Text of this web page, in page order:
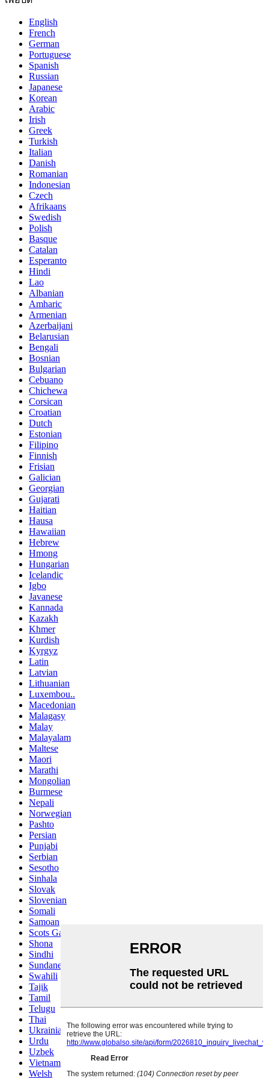
English
French
German
Portuguese
Spanish
Russian
Japanese
Korean
Arabic
Irish
Greek
Turkish
Italian
Danish
Romanian
Indonesian
Czech
Afrikaans
Swedish
Polish
Basque
Catalan
Esperanto
Hindi
Lao
Albanian
Amharic
Armenian
Azerbaijani
Belarusian
Bengali
Bosnian
Bulgarian
Cebuano
Chichewa
Corsican
Croatian
Dutch
Estonian
Filipino
Finnish
Frisian
Galician
Georgian
Gujarati
Haitian
Hausa
Hawaiian
Hebrew
Hmong
Hungarian
Icelandic
Igbo
Javanese
Kannada
Kazakh
Khmer
Kurdish
Kyrgyz
Latin
Latvian
Lithuanian
Luxembou..
Macedonian
Malagasy
Malay
Malayalam
Maltese
Maori
Marathi
Mongolian
Burmese
Nepali
Norwegian
Pashto
Persian
Punjabi
Serbian
Sesotho
Sinhala
Slovak
Slovenian
Somali
Samoan
Scots Gaelic
Shona
Sindhi
Sundanese
Swahili
Tajik
Tamil
Telugu
Thai
Ukrainian
Urdu
Uzbek
Vietnamese
Welsh